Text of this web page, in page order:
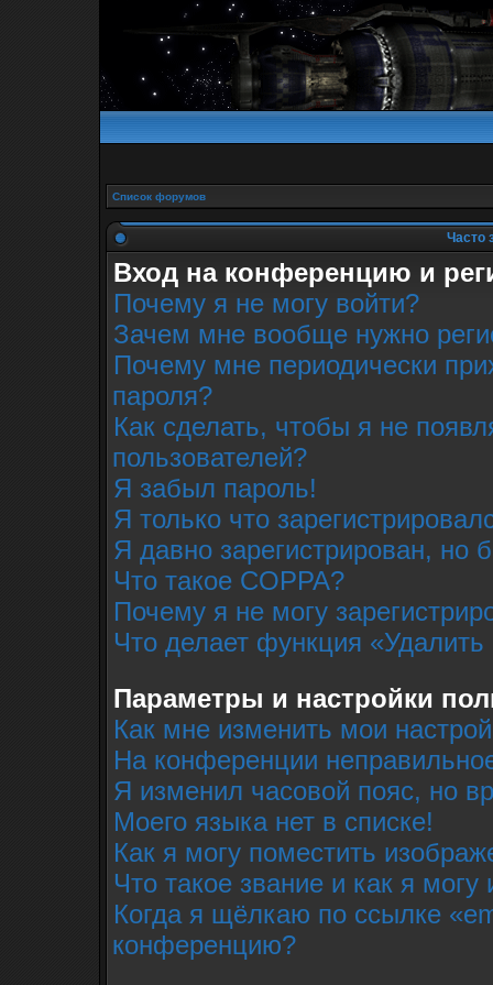
Список форумов
Часто
Вход на конференцию и
Почему я не могу войти?
Зачем мне вообще нужно
Почему мне периодически
пароля?
Как сделать, чтобы я не
пользователей?
Я забыл пароль!
Я только что
Я давно зарегистрирован, но
Что такое COPPA?
Почему я не могу
Что делает функция
Параметры и настройки
Как мне изменить мои
На конференции
Я изменил часовой пояс, но
Моего языка нет в списке!
Как я могу поместить
Что такое звание и как я могу
Когда я щёлкаю по ссылке
конференцию?